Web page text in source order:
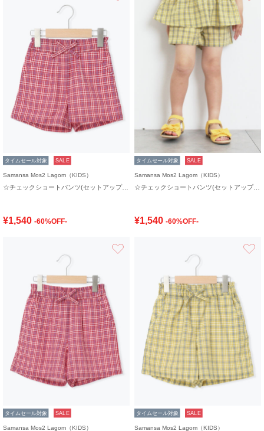
タイムセール対象 SALE
Samansa Mos2 Lagom（KIDS）
☆チェックショートパンツ(セットアップ可)
¥1,540 -60%OFF-
タイムセール対象 SALE
Samansa Mos2 Lagom（KIDS）
☆チェックショートパンツ(セットアップ可)
¥1,540 -60%OFF-
タイムセール対象 SALE
Samansa Mos2 Lagom（KIDS）
タイムセール対象 SALE
Samansa Mos2 Lagom（KIDS）